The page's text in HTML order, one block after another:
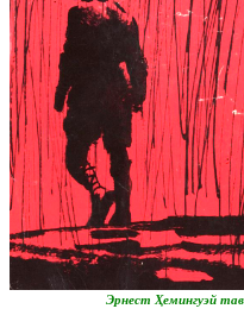
Эрнест Ҳемингуэй